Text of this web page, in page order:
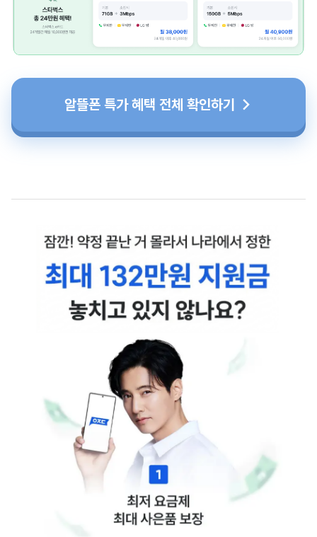
알뜰폰 특가 혜택 전체 확인하기 →